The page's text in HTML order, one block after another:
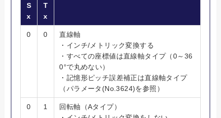
S
x
T
x
0 0
直線軸
・インチ/メトリック変換する
・すべての座標値は直線軸タイプ（0～36
0°で丸めない）
・記憶形ピッチ誤差補正は直線軸タイプ
（パラメータ(No.3624)を参照）
0 1
回転軸（Aタイプ）